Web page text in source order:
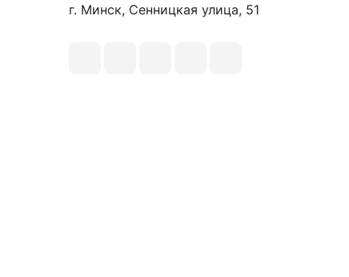
г. Минск, Сенницкая улица, 51